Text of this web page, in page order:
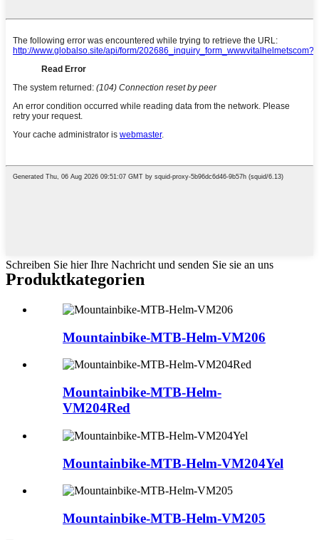
Schreiben Sie hier Ihre Nachricht und senden Sie sie an uns
Produktkategorien
Mountainbike-MTB-Helm-VM206
Mountainbike-MTB-Helm-
VM204Red
Mountainbike-MTB-Helm-VM204Yel
Mountainbike-MTB-Helm-VM205